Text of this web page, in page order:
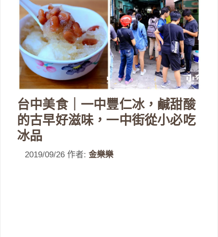
台中美食｜一中豐仁冰，鹹甜酸
的古早好滋味，一中街從小必吃
冰品
2019/09/26 作者: 金樂樂